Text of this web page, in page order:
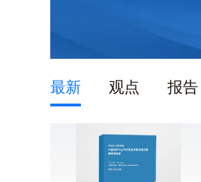
最新 观点 报告